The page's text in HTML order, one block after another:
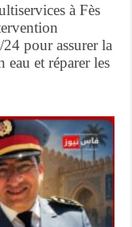
à Fès
pour assurer la
eau et réparer les